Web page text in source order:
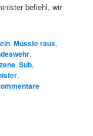
befiehl, wir
,Musste raus,
,
,Sub,
,